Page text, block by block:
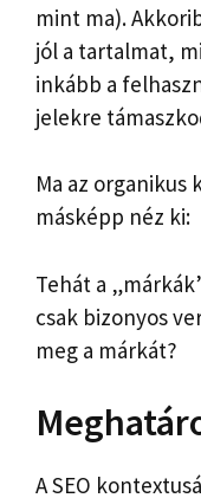
mint ma).
jól a tartalmat,
inkább a
jelekre
Ma az organikus
másképp néz ki:
Tehát a
csak bizonyos
meg a márkát?
A SEO